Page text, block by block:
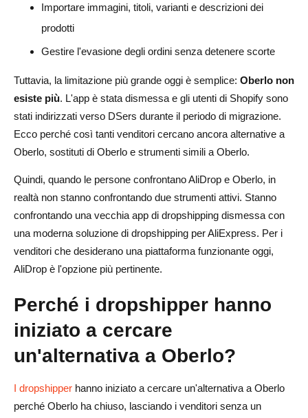
Importare immagini, titoli, varianti e descrizioni dei
prodotti
Gestire l'evasione degli ordini senza detenere scorte
Tuttavia, la limitazione più grande oggi è semplice: Oberlo non
esiste più. L'app è stata dismessa e gli utenti di Shopify sono
stati indirizzati verso DSers durante il periodo di migrazione.
Ecco perché così tanti venditori cercano ancora alternative a
Oberlo, sostituti di Oberlo e strumenti simili a Oberlo.
Quindi, quando le persone confrontano AliDrop e Oberlo, in
realtà non stanno confrontando due strumenti attivi. Stanno
confrontando una vecchia app di dropshipping dismessa con
una moderna soluzione di dropshipping per AliExpress. Per i
venditori che desiderano una piattaforma funzionante oggi,
AliDrop è l'opzione più pertinente.
Perché i dropshipper hanno
iniziato a cercare
un'alternativa a Oberlo?
I dropshipper hanno iniziato a cercare un'alternativa a Oberlo
perché Oberlo ha chiuso, lasciando i venditori senza un